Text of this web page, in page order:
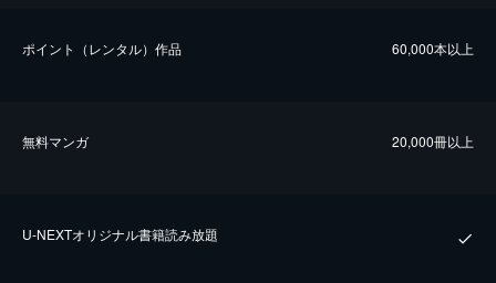
ポイント（レンタル）作品 60,000本以上
無料マンガ 20,000冊以上
U-NEXTオリジナル書籍読み放題